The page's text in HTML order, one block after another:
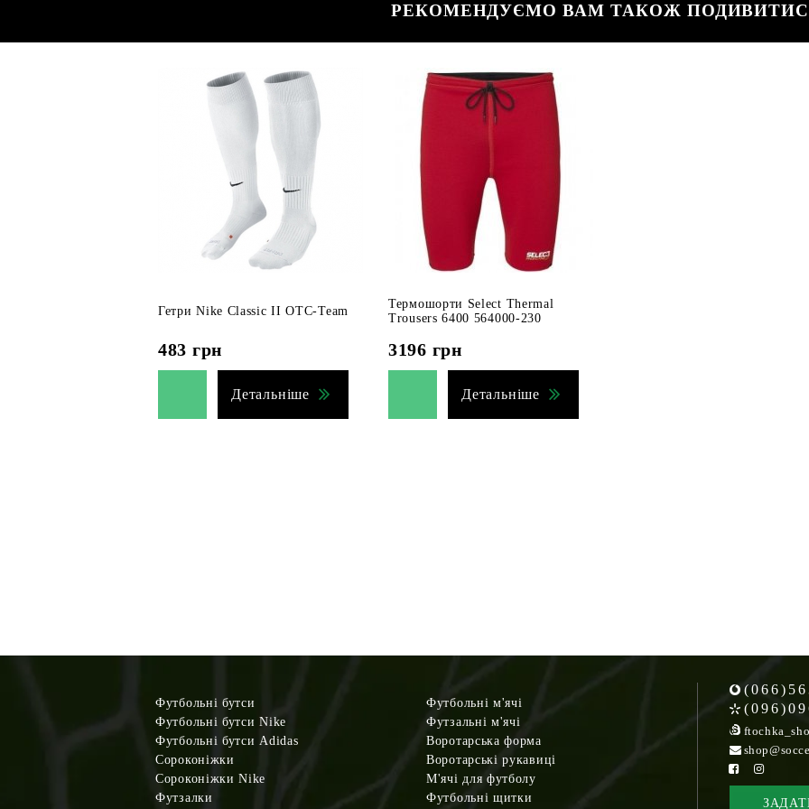
РЕКОМЕНДУЄМО ВАМ ТАКОЖ
Гетри Nike Classic II OTC-Team
483 грн
Детальніше
Термошорти Select Thermal
Trousers 6400 564000-230
3196 грн
Детальніше
Футбольні бутси
Футбольні бутси Nike
Футбольні бутси Adidas
Сороконіжки
Сороконіжки Nike
Футзалки
Футбольні м'ячі
Футзальні м'ячі
Воротарська форма
Воротарські рукавиці
М'ячі для футболу
Футбольні щитки